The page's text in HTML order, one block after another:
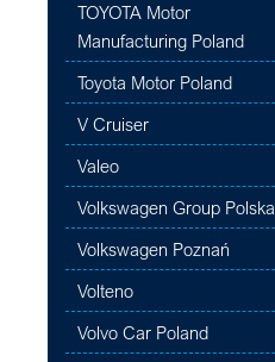
TOYOTA Motor
Manufacturing Poland
Toyota Motor Poland
V Cruiser
Valeo
Volkswagen Group Polska
Volkswagen Poznań
Volteno
Volvo Car Poland